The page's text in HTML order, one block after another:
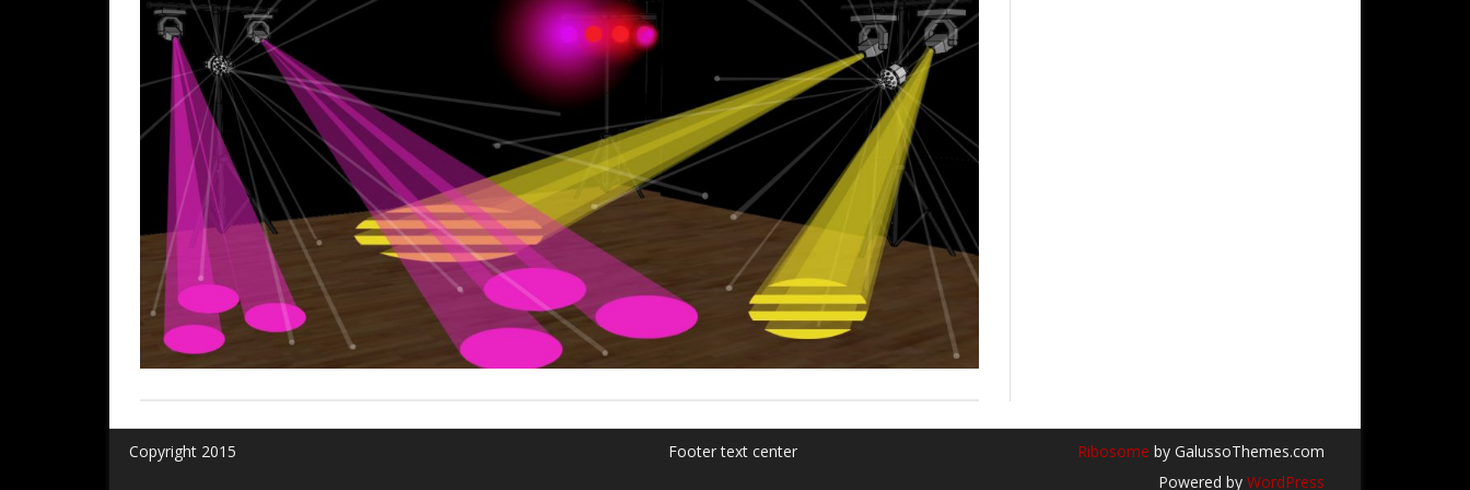
Copyright 2015 Footer text center Ribosome by GalussoThemes.com
Powered by WordPress